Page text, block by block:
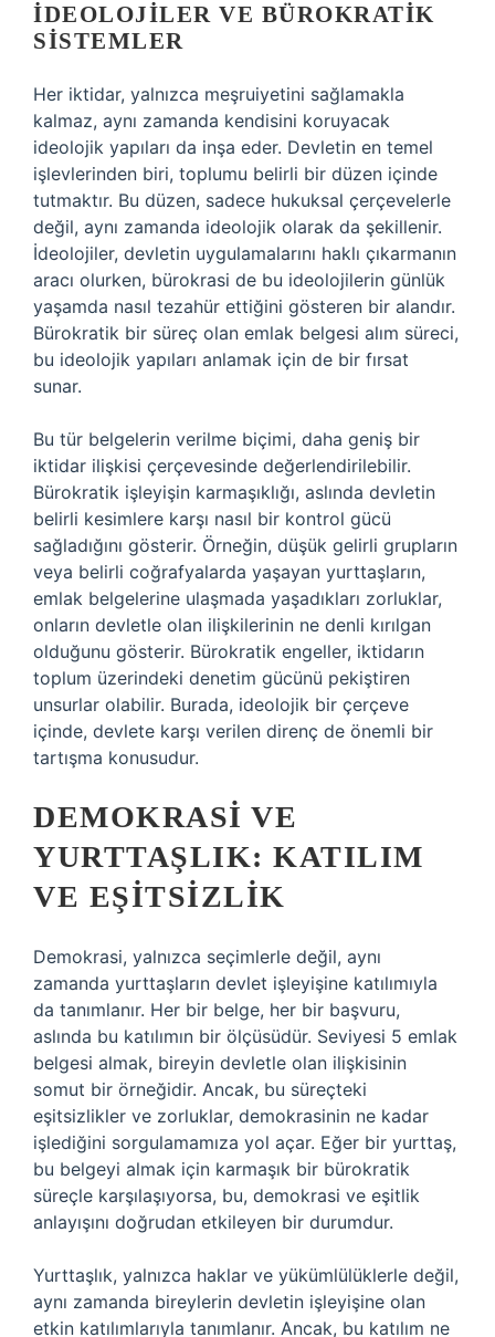
İDEOLOJILER VE BÜROKRATIK
SISTEMLER
Her iktidar, yalnızca meşruiyetini sağlamakla
kalmaz, aynı zamanda kendisini koruyacak
ideolojik yapıları da inşa eder. Devletin en temel
işlevlerinden biri, toplumu belirli bir düzen içinde
tutmaktır. Bu düzen, sadece hukuksal çerçevelerle
değil, aynı zamanda ideolojik olarak da şekillenir.
İdeolojiler, devletin uygulamalarını haklı çıkarmanın
aracı olurken, bürokrasi de bu ideolojilerin günlük
yaşamda nasıl tezahür ettiğini gösteren bir alandır.
Bürokratik bir süreç olan emlak belgesi alım süreci,
bu ideolojik yapıları anlamak için de bir fırsat
sunar.
Bu tür belgelerin verilme biçimi, daha geniş bir
iktidar ilişkisi çerçevesinde değerlendirilebilir.
Bürokratik işleyişin karmaşıklığı, aslında devletin
belirli kesimlere karşı nasıl bir kontrol gücü
sağladığını gösterir. Örneğin, düşük gelirli grupların
veya belirli coğrafyalarda yaşayan yurttaşların,
emlak belgelerine ulaşmada yaşadıkları zorluklar,
onların devletle olan ilişkilerinin ne denli kırılgan
olduğunu gösterir. Bürokratik engeller, iktidarın
toplum üzerindeki denetim gücünü pekiştiren
unsurlar olabilir. Burada, ideolojik bir çerçeve
içinde, devlete karşı verilen direnç de önemli bir
tartışma konusudur.
DEMOKRASI VE
YURTTAŞLIK: KATILIM
VE EŞITSIZLIK
Demokrasi, yalnızca seçimlerle değil, aynı
zamanda yurttaşların devlet işleyişine katılımıyla
da tanımlanır. Her bir belge, her bir başvuru,
aslında bu katılımın bir ölçüsüdür. Seviyesi 5 emlak
belgesi almak, bireyin devletle olan ilişkisinin
somut bir örneğidir. Ancak, bu süreçteki
eşitsizlikler ve zorluklar, demokrasinin ne kadar
işlediğini sorgulamamıza yol açar. Eğer bir yurttaş,
bu belgeyi almak için karmaşık bir bürokratik
süreçle karşılaşıyorsa, bu, demokrasi ve eşitlik
anlayışını doğrudan etkileyen bir durumdur.
Yurttaşlık, yalnızca haklar ve yükümlülüklerle değil,
aynı zamanda bireylerin devletin işleyişine olan
etkin katılımlarıyla tanımlanır. Ancak, bu katılım ne